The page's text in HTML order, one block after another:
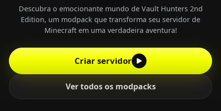
VPS Gamer
Descubra o emocionante mundo de Vault Hunters 2nd
Edition, um modpack que transforma seu servidor de
Minecraft em uma verdadeira aventura!
Criar servidor
Ver todos os modpacks